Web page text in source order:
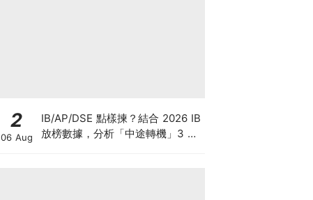
2
06 Aug
IB/AP/DSE 點樣揀？結合 2026 IB
放榜數據，分析「中途轉機」3 大